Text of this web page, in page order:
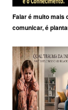
Falar é muito mais
comunicar, é